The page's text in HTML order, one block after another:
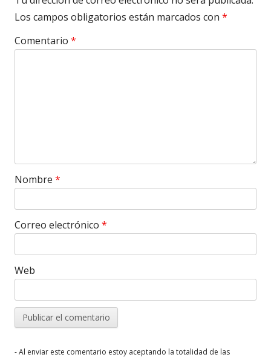
Los campos obligatorios están marcados con *
Comentario *
Nombre *
Correo electrónico *
Web
- Al enviar este comentario estoy aceptando la totalidad de las